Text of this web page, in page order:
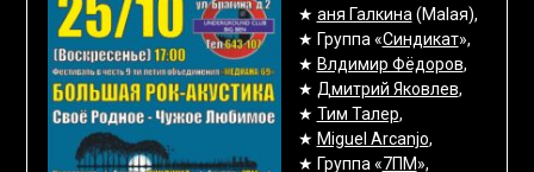
★ аня Галкина (Malaя),
★ Группа «Синдикат»,
★ Влдимир Фёдоров,
★ Дмитрий Яковлев,
★ Тим Талер,
★ Miguel Arcanjo,
★ Группа «7ПМ»,